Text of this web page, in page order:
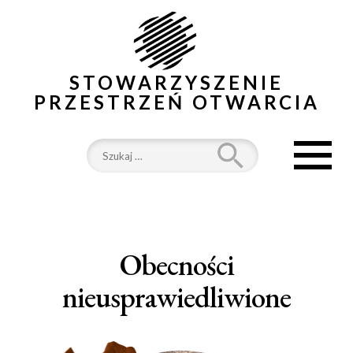
STOWARZYSZENIE
PRZESTRZEŃ OTWARCIA
Szukaj:
AJSKA. MIEJSCA I
PRZESTRZENIE
Obecności
nieusprawiedliwione